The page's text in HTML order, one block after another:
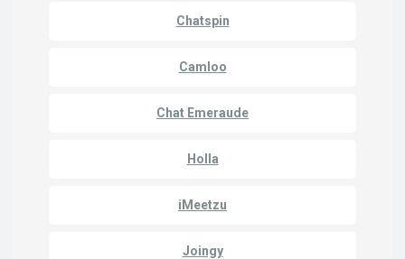
Chatspin
Camloo
Chat Emeraude
Holla
iMeetzu
Joingy